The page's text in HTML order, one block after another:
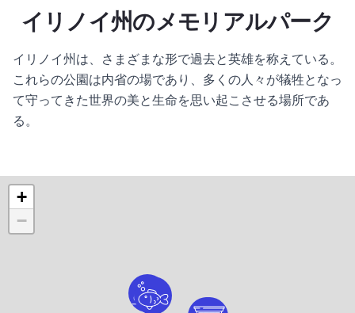
イリノイ州のメモリアルパーク
イリノイ州は、さまざまな形で過去と英雄を称えている。
これらの公園は内省の場であり、多くの人々が犠牲となっ
て守ってきた世界の美と生命を思い起こさせる場所であ
る。
+
−